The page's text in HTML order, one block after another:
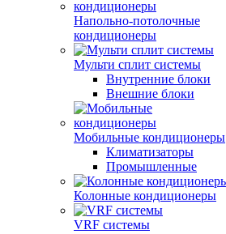
Напольно-потолочные
кондиционеры
Мульти сплит системы
Внутренние блоки
Внешние блоки
Мобильные кондиционеры
Климатизаторы
Промышленные
Колонные кондиционеры
VRF системы